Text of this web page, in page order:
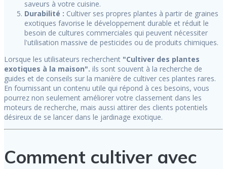
saveurs à votre cuisine.
Durabilité : Cultiver ses propres plantes à partir de graines
exotiques favorise le développement durable et réduit le
besoin de cultures commerciales qui peuvent nécessiter
l'utilisation massive de pesticides ou de produits chimiques.
Lorsque les utilisateurs recherchent "Cultiver des plantes
exotiques à la maison". ils sont souvent à la recherche de
guides et de conseils sur la manière de cultiver ces plantes rares.
En fournissant un contenu utile qui répond à ces besoins, vous
pourrez non seulement améliorer votre classement dans les
moteurs de recherche, mais aussi attirer des clients potentiels
désireux de se lancer dans le jardinage exotique.
Comment cultiver avec